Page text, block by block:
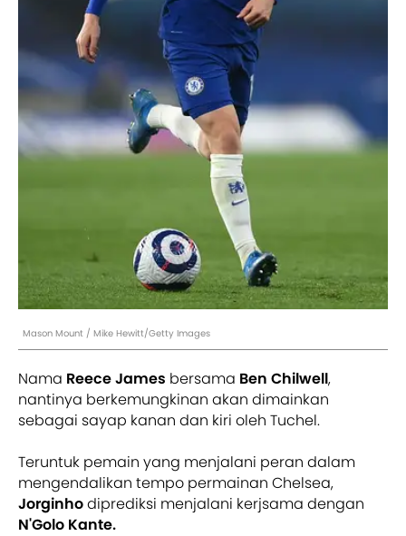
Mason Mount / Mike Hewitt/Getty Images
Nama Reece James bersama Ben Chilwell,
nantinya berkemungkinan akan dimainkan
sebagai sayap kanan dan kiri oleh Tuchel.
Teruntuk pemain yang menjalani peran dalam
mengendalikan tempo permainan Chelsea,
Jorginhodiprediksi menjalani kerjsama dengan
N'Golo Kante.